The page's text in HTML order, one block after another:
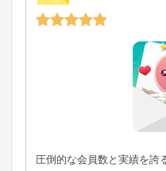
圧倒的な会員数と実績を誇